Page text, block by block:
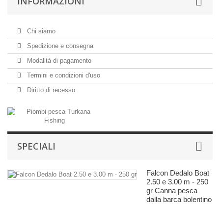
Chi siamo
Spedizione e consegna
Modalità di pagamento
Termini e condizioni d'uso
Diritto di recesso
SPECIALI
Falcon Dedalo Boat
2.50 e 3.00 m - 250
gr Canna pesca
dalla barca bolentino